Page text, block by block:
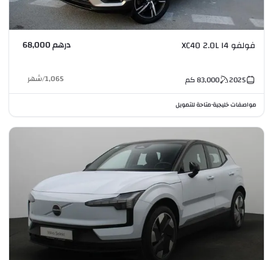
فولفو XC40 2.0L I4 درهم 68,000
2025
83,000كم 1,065
/شهر
مواصفات خليجية•متاحة للتمويل